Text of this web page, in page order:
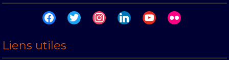
facebooktwitter instagramlinkedinyoutubeflickr
Liens utiles